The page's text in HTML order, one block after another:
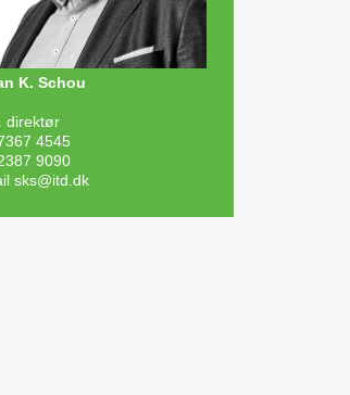
K. Schou
direktør
4545
9090
sks@itd.dk